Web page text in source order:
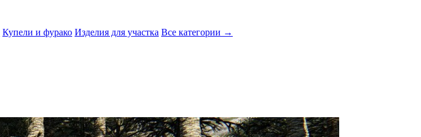
Купели и фурако Изделия для участка Все категории →